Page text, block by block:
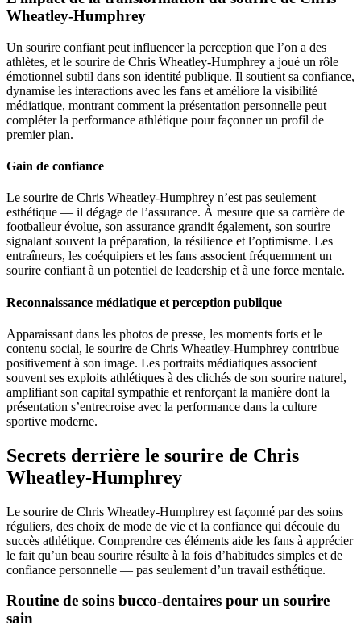
Wheatley-Humphrey
Un sourire confiant peut influencer la perception que l’on a des
athlètes, et le sourire de Chris Wheatley-Humphrey a joué un rôle
émotionnel subtil dans son identité publique. Il soutient sa confiance,
dynamise les interactions avec les fans et améliore la visibilité
médiatique, montrant comment la présentation personnelle peut
compléter la performance athlétique pour façonner un profil de
premier plan.
Gain de confiance
Le sourire de Chris Wheatley-Humphrey n’est pas seulement
esthétique — il dégage de l’assurance. À mesure que sa carrière de
footballeur évolue, son assurance grandit également, son sourire
signalant souvent la préparation, la résilience et l’optimisme. Les
entraîneurs, les coéquipiers et les fans associent fréquemment un
sourire confiant à un potentiel de leadership et à une force mentale.
Reconnaissance médiatique et perception publique
Apparaissant dans les photos de presse, les moments forts et le
contenu social, le sourire de Chris Wheatley-Humphrey contribue
positivement à son image. Les portraits médiatiques associent
souvent ses exploits athlétiques à des clichés de son sourire naturel,
amplifiant son capital sympathie et renforçant la manière dont la
présentation s’entrecroise avec la performance dans la culture
sportive moderne.
Secrets derrière le sourire de Chris
Wheatley-Humphrey
Le sourire de Chris Wheatley-Humphrey est façonné par des soins
réguliers, des choix de mode de vie et la confiance qui découle du
succès athlétique. Comprendre ces éléments aide les fans à apprécier
le fait qu’un beau sourire résulte à la fois d’habitudes simples et de
confiance personnelle — pas seulement d’un travail esthétique.
Routine de soins bucco-dentaires pour un sourire
sain